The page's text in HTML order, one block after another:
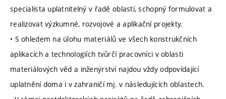
specialista uplatnitelný v řadě oblastí, schopný formulovat a
realizovat výzkumné, rozvojové a aplikační projekty.
• S ohledem na úlohu materiálů ve všech konstrukčních
aplikacích a technologiích tvůrčí pracovníci v oblasti
materiálových věd a inženýrství najdou vždy odpovídající
uplatnění doma i v zahraničí mj. v následujících oblastech.